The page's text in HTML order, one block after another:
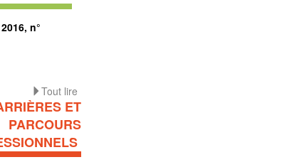
n°
Tout lire
ET
PARCOURS